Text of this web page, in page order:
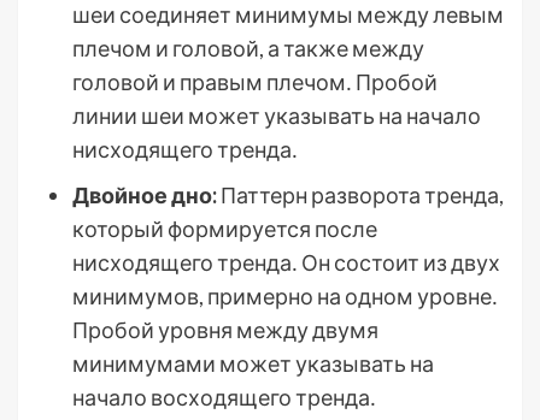
шеи соединяет минимумы между левым
плечом и головой, а также между
головой и правым плечом․ Пробой
линии шеи может указывать на начало
нисходящего тренда․
Двойное дно:Паттерн разворота тренда,
который формируется после
нисходящего тренда․ Он состоит из двух
минимумов, примерно на одном уровне․
Пробой уровня между двумя
минимумами может указывать на
начало восходящего тренда․